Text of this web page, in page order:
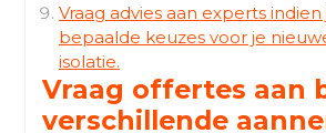
Vraag advies aan experts
bepaalde keuzes voor je
isolatie.
Vraag offertes aan
verschillende